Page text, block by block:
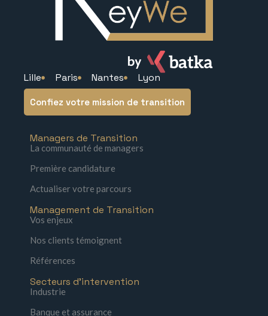
Lille Paris Nantes Lyon
Confiez votre mission de transition
Managers de Transition
La communauté de managers
Première candidature
Actualiser votre parcours
Management de Transition
Vos enjeux
Nos clients témoignent
Références
Secteurs d'intervention
Industrie
Banque et assurance